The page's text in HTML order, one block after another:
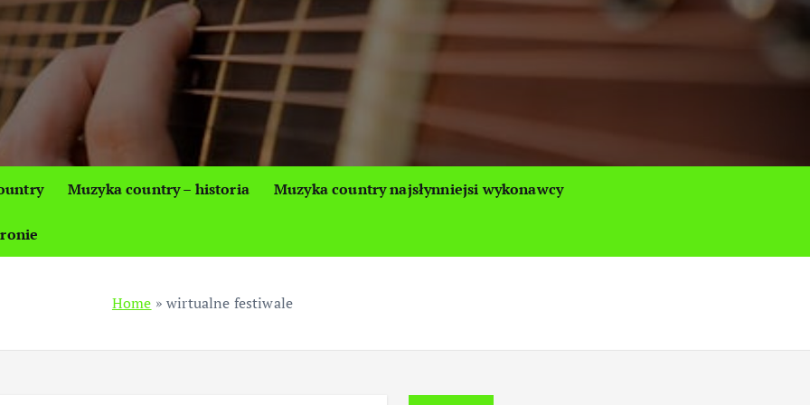
Muzyka country – historia Muzyka country najsłynniejsi wykonawcy
Home »wirtualne festiwale